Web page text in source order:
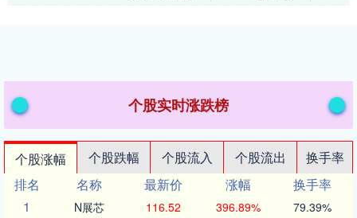
个股实时涨跌榜
个股涨幅 个股跌幅 个股流入 个股流出
换手率
排名
名称 最新价 涨幅
换手率
1
N展芯 116.52 396.89% 79.39%